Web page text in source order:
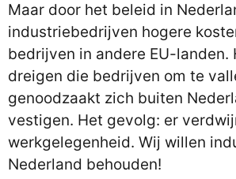
Maar door het beleid in
industriebedrijven hogere
bedrijven in andere EU-landen.
dreigen die bedrijven om te
genoodzaakt zich buiten
vestigen. Het gevolg: er
werkgelegenheid. Wij willen
Nederland behouden!